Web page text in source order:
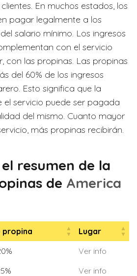
En muchos estados, los
pagar legalmente a los
salario mínimo. Los ingresos
con el servicio
con las propinas. Las propinas
del 60% de los ingresos
Esto significa que la
el servicio puede ser pagada
del mismo. Cuanto mayor
más propinas recibirán.
resumen de la
de America
propina
Lugar
Lugar
Ver info
Ver info